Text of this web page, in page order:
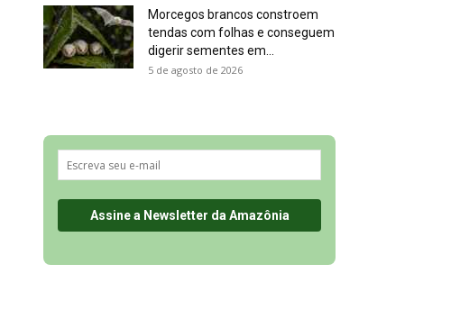
Morcegos brancos constroem
tendas com folhas e conseguem
digerir sementes em...
5 de agosto de 2026